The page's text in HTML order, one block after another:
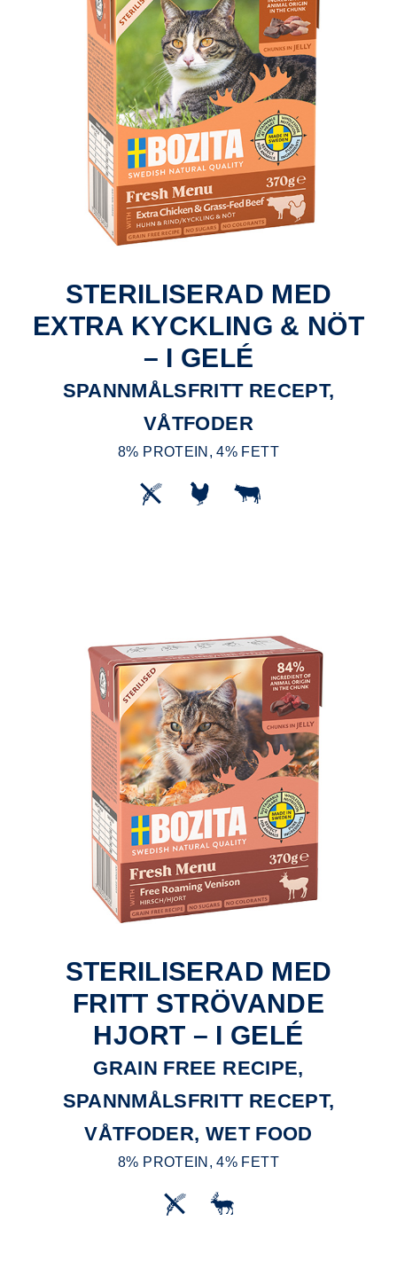
STERILISERAD MED
EXTRA KYCKLING & NÖT
– I GELÉ
SPANNMÅLSFRITT RECEPT,
VÅTFODER
8% PROTEIN, 4% FETT
STERILISERAD MED
FRITT STRÖVANDE
HJORT – I GELÉ
GRAIN FREE RECIPE,
SPANNMÅLSFRITT RECEPT,
VÅTFODER, WET FOOD
8% PROTEIN, 4% FETT